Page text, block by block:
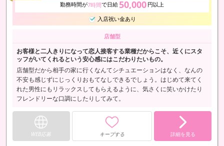
勤務時間が7時間で日給 50,000 円以上
入店祝い金あり
店舗型
お客様と二人きりになって恋人接客する業種だからこそ、近くにスタ
ッフがいてくれるという安心感にはこだわりたいもの。
店舗型だから相手の家に行くなんてシチュエーションはなく、なんの
不安も感じずにじっくりおもてなしできるでしょう。はじめて来てく
れた男性にもリラックスしてもらえるように、気さくに笑いかけたり
フレンドリーな口調にしたりしてみて。
WEB応募 キープする 詳細を見る